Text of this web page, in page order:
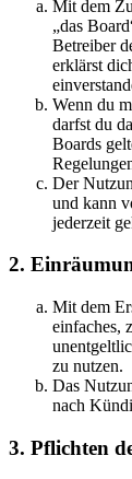
Mit dem
„das
Betreiber
erklärst
Wenn du
darfst du
Boards
Der
und kann
jederzeit
2.
Mit dem
einfaches,
zu nutzen.
Das
nach
3. Pflichten